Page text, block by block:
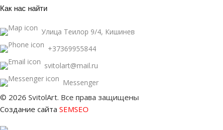
Как нас найти
Улица Теилор 9/4, Кишинев
+37369955844
svitolart@mail.ru
Messenger
© 2026 SvitolArt. Все права защищены
Создание сайта SEMSEO